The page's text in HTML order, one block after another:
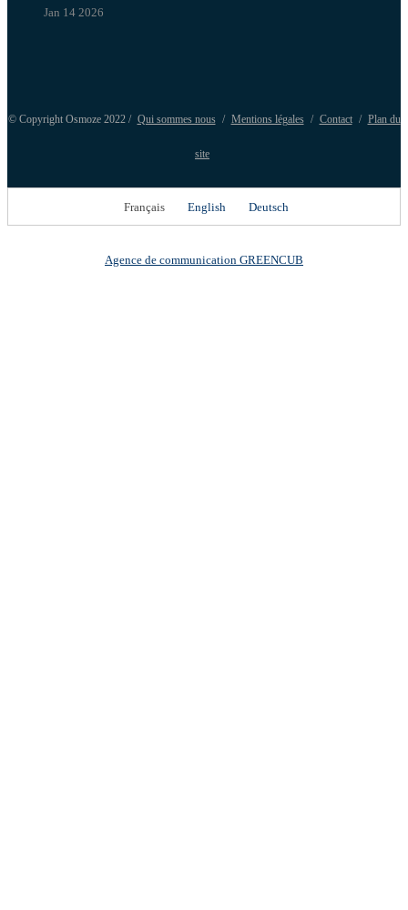
Jan 14 2026
© Copyright Osmoze 2022 / Qui sommes nous / Mentions légales / Contact / Plan du
site
Français English Deutsch
Agence de communication GREENCUB